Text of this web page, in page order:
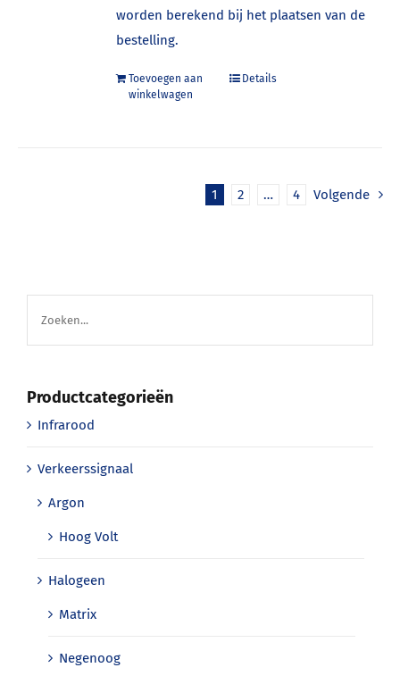
worden berekend bij het plaatsen van de
bestelling.
Toevoegen aan
winkelwagen
Details
1 2 … 4 Volgende
Productcategorieën
Infrarood
Verkeerssignaal
Argon
Hoog Volt
Halogeen
Matrix
Negenoog